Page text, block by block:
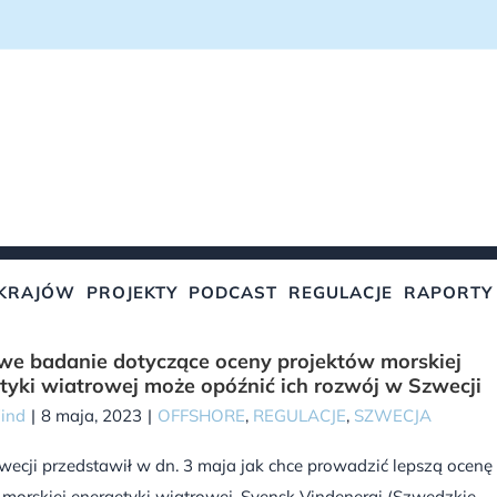
PROJEKTY PODCAST REGULACJE RAPORTY
badanie dotyczące oceny projektów morskiej
wiatrowej może opóźnić ich rozwój w Szwecji
| 8 maja, 2023 | OFFSHORE, REGULACJE, SZWECJA
przedstawił w dn. 3 maja jak chce prowadzić lepszą ocenę